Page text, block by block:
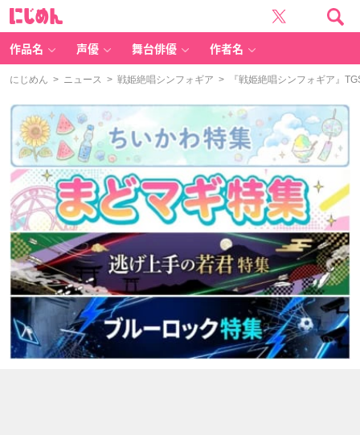
作品名 声優 舞台俳優 作者名
にじめん > ニュース > 戦姫絶唱シンフォギア > 『戦姫絶唱シンフォギア』